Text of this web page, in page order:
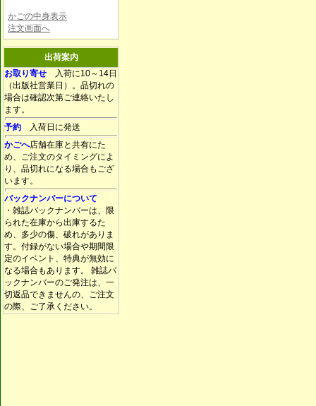
かごの中身表示
注文画面へ
出荷案内
お取り寄せ 入荷に10～14日
（出版社営業日）。品切れの
場合は確認次第ご連絡いたし
ます。
予約 入荷日に発送
かごへ店舗在庫と共有にた
め、ご注文のタイミングによ
り、品切れになる場合もござ
います。
バックナンバーについて
・雑誌バックナンバーは、限
られた在庫から出庫するた
め、多少の傷、破れがありま
す。付録がない場合や期間限
定のイベント、特典が無効に
なる場合もあります。 雑誌バ
ックナンバーのご発注は、一
切返品できませんの、ご注文
の際、ご了承ください。